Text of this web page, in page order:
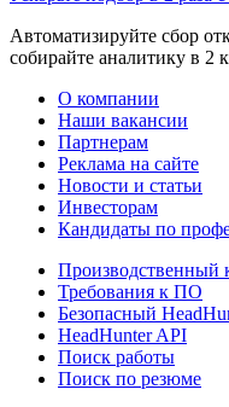
Автоматизируйте сбор
собирайте аналитику в 2
О компании
Наши вакансии
Партнерам
Реклама на сайте
Новости и статьи
Инвесторам
Кандидаты по
Производственный
Требования к ПО
Безопасный
HeadHunter API
Поиск работы
Поиск по резюме